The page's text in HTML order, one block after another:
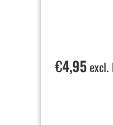
€4,95excl.